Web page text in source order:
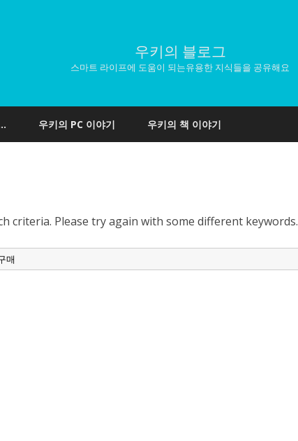
우키의 블로그
스마트 라이프에 도움이 되는유용한 지식들을 공유해요
to
content
우키의 PC 이야기 우키의 책 이야기
criteria. Please try again with some different keywords.